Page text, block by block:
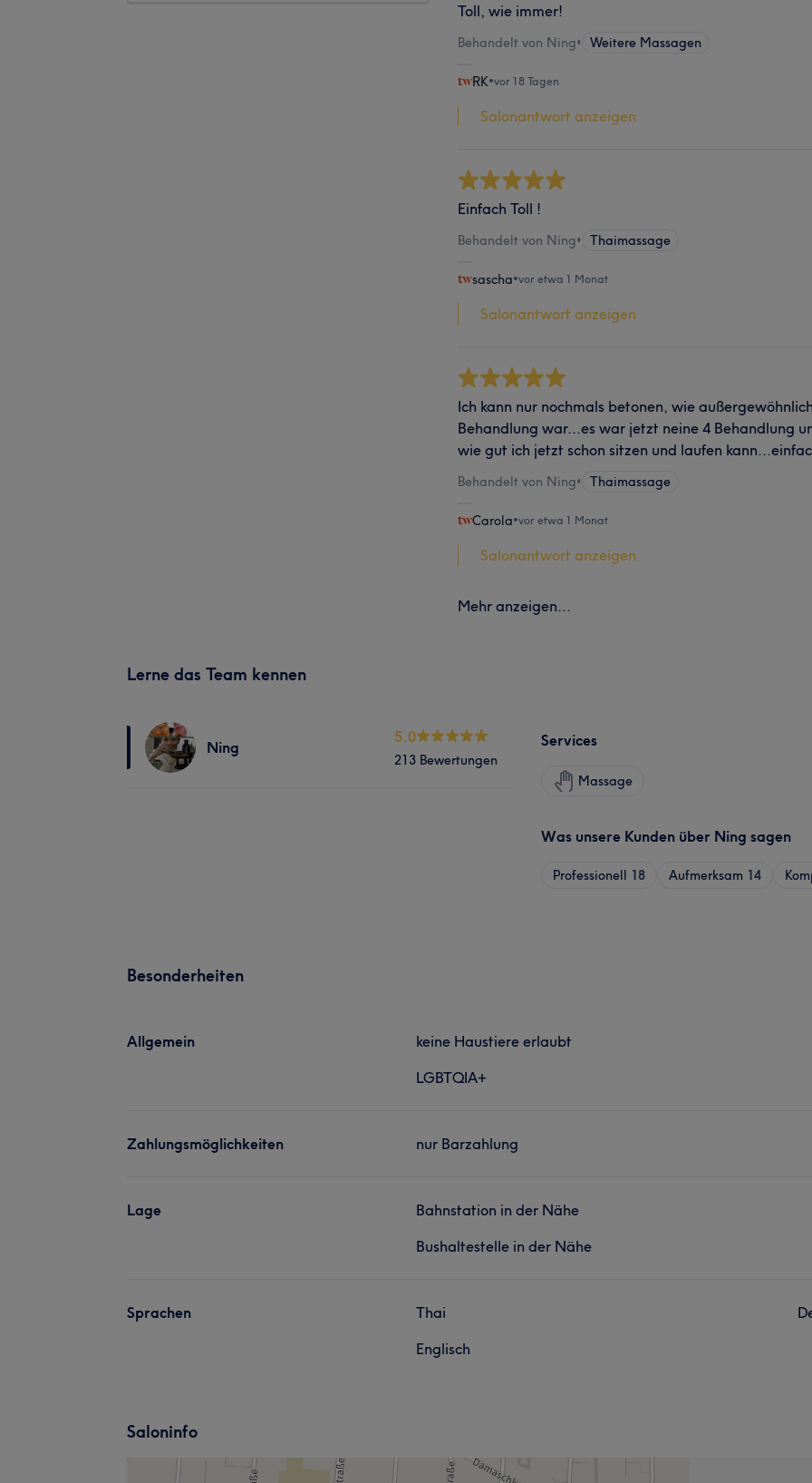
Toll, wie immer!
Behandelt von Ning• Weitere Massagen
RK•vor 18 Tagen
Salonantwort anzeigen
Einfach Toll !
Behandelt von Ning• Thaimassage
sascha•vor etwa 1 Monat
Salonantwort anzeigen
Ich kann nur nochmals betonen, wie
Behandlung war...es war jetzt neine 4 Behandlung
wie gut ich jetzt schon sitzen und laufen
Behandelt von Ning• Thaimassage
Carola•vor etwa 1 Monat
Salonantwort anzeigen
Mehr anzeigen...
Lerne das Team kennen
Ning
5.0
213 Bewertungen
Services
Massage
Was unsere Kunden über Ning sagen
Professionell 18 Aufmerksam 14
Besonderheiten
Allgemein
keine Haustiere erlaubt
LGBTQIA+
Zahlungsmöglichkeiten nur Barzahlung
Lage
Bahnstation in der Nähe
Bushaltestelle in der Nähe
Sprachen
Thai
Englisch
Saloninfo